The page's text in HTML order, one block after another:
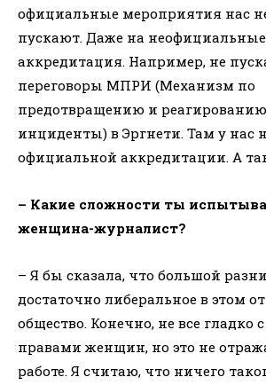
официальные мероприятия нас
пускают. Даже на
аккредитация. Например, не
переговоры МПРИ (Механизм по
предотвращению и
инциденты) в Эргнети. Там у нас
официальной аккредитации. А
– Какие сложности ты
женщина-журналист?
– Я бы сказала, что большой
достаточно либеральное в этом
общество. Конечно, не все гладко
правами женщин, но это не
работе. Я считаю, что ничего